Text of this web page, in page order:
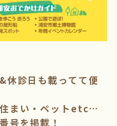
休診日も載ってて便
まい・ペットetc…
号を掲載！